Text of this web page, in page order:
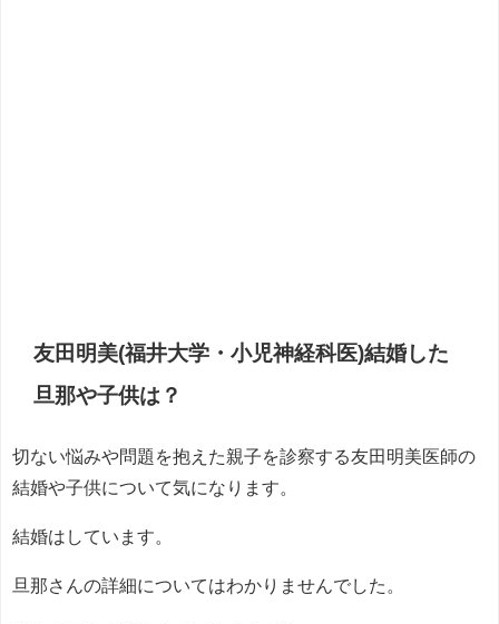
友田明美(福井大学・小児神経科医)結婚した
旦那や子供は？
切ない悩みや問題を抱えた親子を診察する友田明美医師の
結婚や子供について気になります。
結婚はしています。
旦那さんの詳細についてはわかりませんでした。